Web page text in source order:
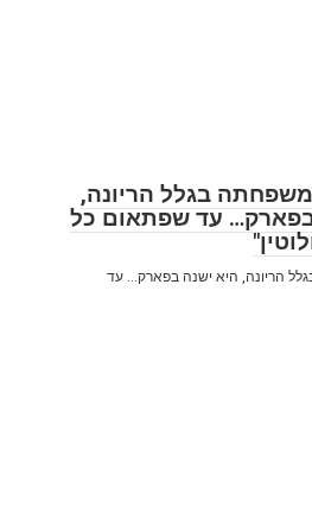
בגלל הריונה,
עד שפתאום כל
הריונה, היא ישנה בפארק… עד